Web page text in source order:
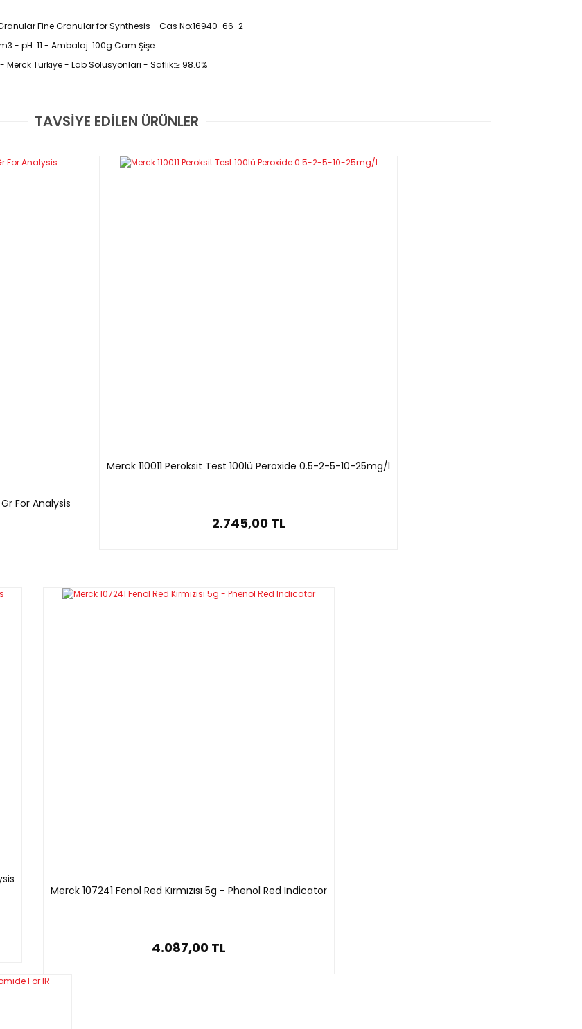
Fine Granular for Synthesis - Cas No:16940-66-2
- pH: 11 - Ambalaj: 100g Cam Şişe
Türkiye - Lab Solüsyonları - Saflık:≥ 98.0%
Bu ürüne ilk yorumu siz yapın!
Yorum Yaz
TAVSİYE EDİLEN ÜRÜNLER
For Analysis
Merck 110011 Peroksit Test 100lü Peroxide 0.5-2-5-10-25mg/l
2.745,00 TL
Merck 107241 Fenol Red Kırmızısı 5g - Phenol Red Indicator
4.087,00 TL